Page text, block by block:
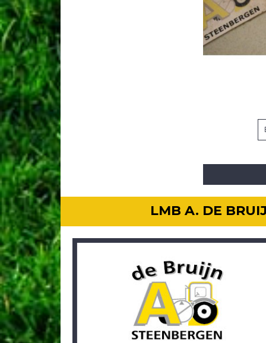
LMB A. DE